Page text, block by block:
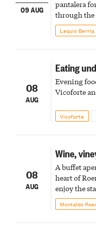
09 AUG
pantalera
through the
fireworks
Lequio Berria
08
AUG
Eating
Evening
Vicoforte
Vicoforte
08
AUG
Wine,
A buffet
heart of
enjoy the
upward
Montaldo